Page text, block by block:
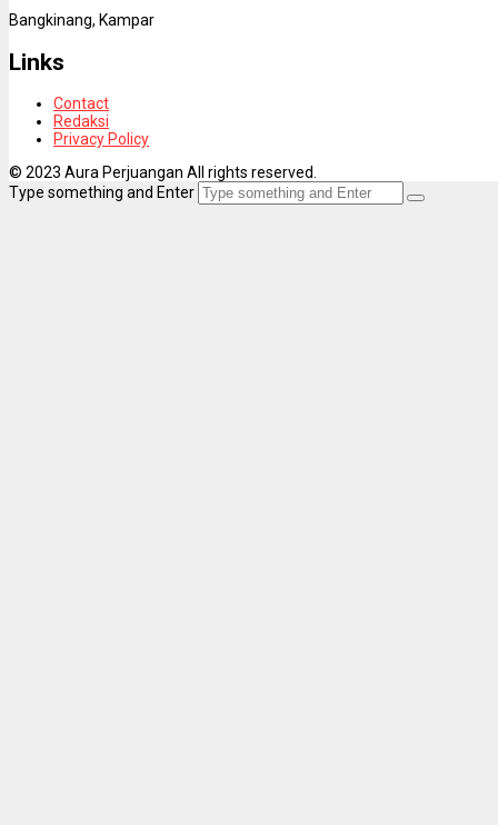
Bangkinang, Kampar
Links
Contact
Redaksi
Privacy Policy
© 2023 Aura Perjuangan All rights reserved.
Type something and Enter